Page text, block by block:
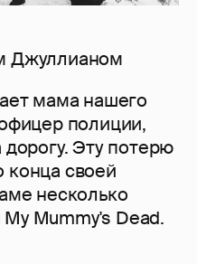
Джуллианом
мама нашего
полиции,
Эту потерю
своей
несколько
Mummy's Dead.